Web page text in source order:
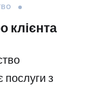
клієнта
послуги з